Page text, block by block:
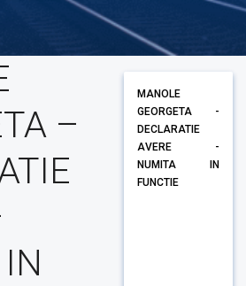
–
MANOLE
GEORGETA -
DECLARATIE
AVERE -
NUMITA IN
FUNCTIE